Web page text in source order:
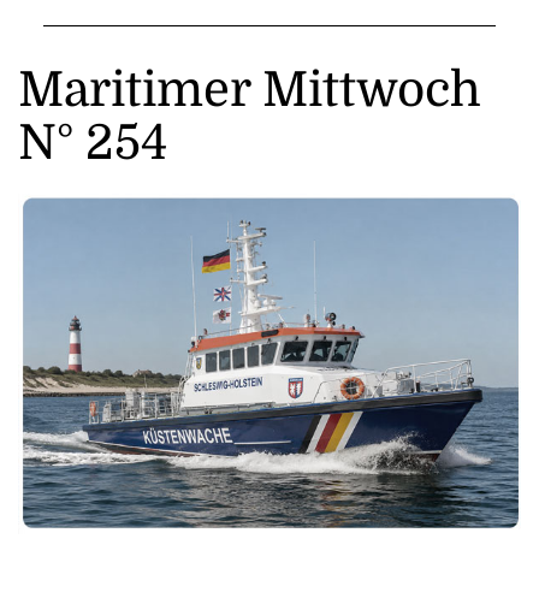
Maritimer Mittwoch
N° 254